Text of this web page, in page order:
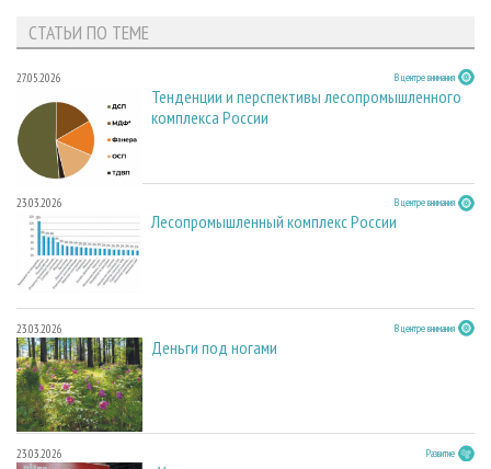
СТАТЬИ ПО ТЕМЕ
27.05.2026 В центре внимания
Тенденции и перспективы лесопромышленного
комплекса России
23.03.2026 В центре внимания
Лесопромышленный комплекс России
23.03.2026 В центре внимания
Деньги под ногами
23.03.2026 Развитие